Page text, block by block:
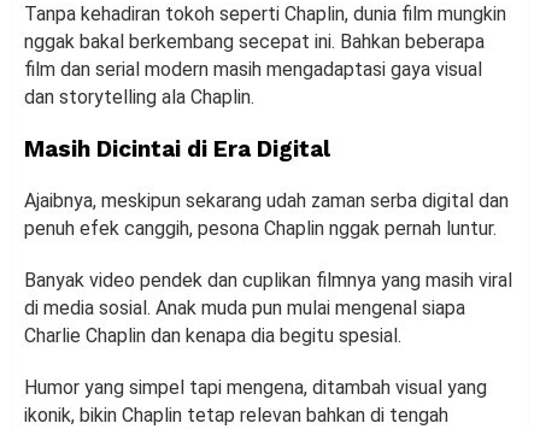
Tanpa kehadiran tokoh seperti Chaplin, dunia film mungkin
nggak bakal berkembang secepat ini. Bahkan beberapa
film dan serial modern masih mengadaptasi gaya visual
dan storytelling ala Chaplin.
Masih Dicintai di Era Digital
Ajaibnya, meskipun sekarang udah zaman serba digital dan
penuh efek canggih, pesona Chaplin nggak pernah luntur.
Banyak video pendek dan cuplikan filmnya yang masih viral
di media sosial. Anak muda pun mulai mengenal siapa
Charlie Chaplin dan kenapa dia begitu spesial.
Humor yang simpel tapi mengena, ditambah visual yang
ikonik, bikin Chaplin tetap relevan bahkan di tengah